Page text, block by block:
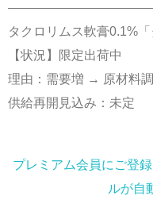
タクロリムス軟膏0.1%「
【状況】限定出荷中
理由：需要増 → 原材料
供給再開見込み：未定
プレミアム会員にご登
ルが自